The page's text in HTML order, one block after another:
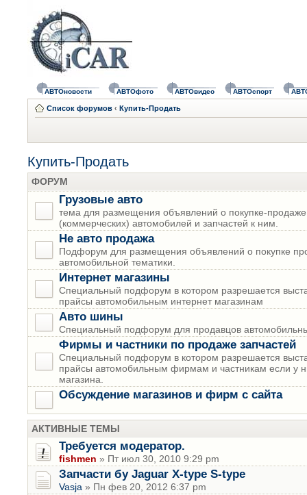
АВТОновости АВТОфото АВТОвидео АВТОспорт
Список форумов ‹ Купить-Продать
Купить-Продать
ФОРУМ
Грузовые авто
тема для размещения объявлений о покупке-продаже
(коммерческих) автомобилей и запчастей к ним.
Не авто продажа
Подфорум для размещения объявлений о покупке
автомобильной тематики.
Интернет магазины
Специальный подфорум в котором разрешается
прайсы автомобильным интернет магазинам
Авто шины
Специальный подфорум для продавцов
Фирмы и частники по продаже запчастей
Специальный подфорум в котором разрешается
прайсы автомобильным фирмам и частникам если у
магазина.
Обсуждение магазинов и фирм с сайта
АКТИВНЫЕ ТЕМЫ
Требуется модератор.
fishmen » Пт июл 30, 2010 9:29 pm
Запчасти бу Jaguar X-type S-type
Vasja » Пн фев 20, 2012 6:37 pm